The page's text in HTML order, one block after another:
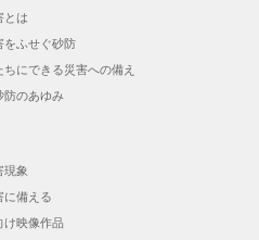
とは
をふせぐ砂防
にできる災害への備え
防のあゆみ
現象
に備える
け映像作品